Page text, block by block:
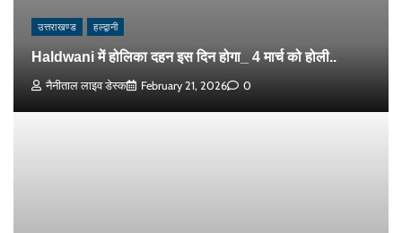
उत्तराखण्ड हल्द्वानी
Haldwani में होलिका दहन इस दिन होगा_ 4 मार्च को होली..
नैनीताल लाइव डेस्क February 21, 2026 0